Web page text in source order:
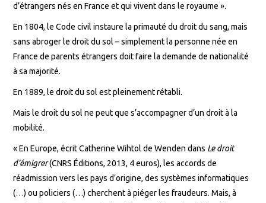
d’étrangers nés en France et qui vivent dans le royaume ».
En 1804, le Code civil instaure la primauté du droit du sang, mais
sans abroger le droit du sol – simplement la personne née en
France de parents étrangers doit faire la demande de nationalité
à sa majorité.
En 1889, le droit du sol est pleinement rétabli.
Mais le droit du sol ne peut que s’accompagner d’un droit à la
mobilité.
« En Europe, écrit Catherine Wihtol de Wenden dans Le droit
d’émigrer(CNRS Éditions, 2013, 4 euros), les accords de
réadmission vers les pays d’origine, des systèmes informatiques
(…) ou policiers (…) cherchent à piéger les fraudeurs. Mais, à